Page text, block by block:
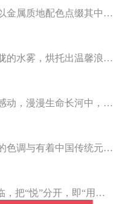
以深豆沙色与浆果红的温柔撞色中再以金属质地配色点缀其中，张弛之中打造一个柔和且独立的婚礼空间。别致质感而又不失浪漫温情，拉开了如电影唯美诗意的篇章。
以浅香槟为基调，暖黄色的灯光，朦胧的水雾，烘托出温馨浪漫的唯美场景，干净的大型道具布搭配白色香槟色的花艺，让新人和来宾们都能陶醉在幸福梦幻的氛围中。
灵感源于双手交叠那一瞬间的心动和感动，漫漫生命长河中，我不再是浮光掠影，而是永恒陪伴。唯有华美，才能与这一刻相匹配。
抛却传统的中国大红风格，古朴素雅的色调与有着中国传统元素相辅相成的新中式风格，象形山岚造型、建筑风格的屏风设计、摇曳生姿的芦苇花艺，带你走进一个充满中式情怀的东方绮梦。
听到“鹊”声，就预示着家里有喜事来临，把“悦”分开，即“用心兑现爱的承诺”，设计上融入有诗有画的喜鹊登梅图元素，这样温婉绵长的爱情，又岂在朝朝暮暮。